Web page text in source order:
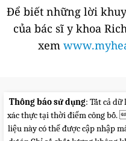
Để biết những lời
của bác sĩ y khoa
xem
Thông báo sử dụng: Tất cả
xác thực tại thời điểm công bố.
liệu này có thể được cập nhập